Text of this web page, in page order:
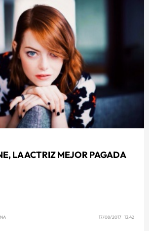
LA ACTRIZ MEJOR PAGADA
17/08/2017 13:42